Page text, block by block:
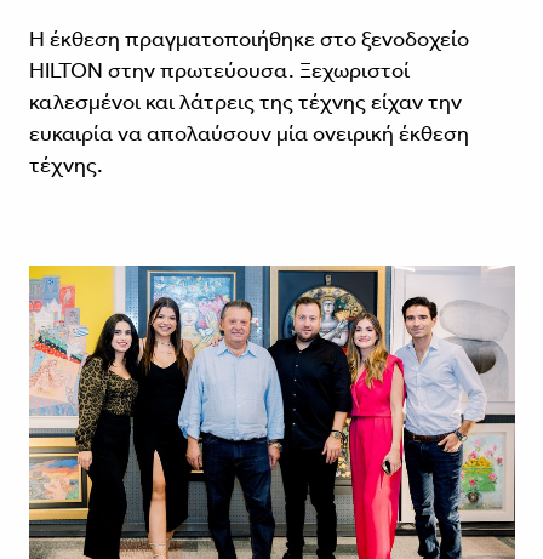
Η έκθεση πραγματοποιήθηκε στο ξενοδοχείο
HILTON στην πρωτεύουσα. Ξεχωριστοί
καλεσμένοι και λάτρεις της τέχνης είχαν την
ευκαιρία να απολαύσουν μία ονειρική έκθεση
τέχνης.